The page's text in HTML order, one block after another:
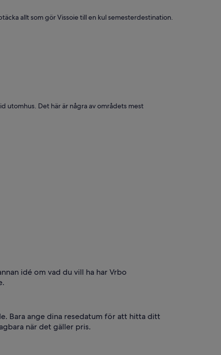
allt som gör Vissoie till en kul semesterdestination.
utomhus. Det här är några av områdets mest
idé om vad du vill ha har Vrbo
Bara ange dina resedatum för att hitta ditt
när det gäller pris.